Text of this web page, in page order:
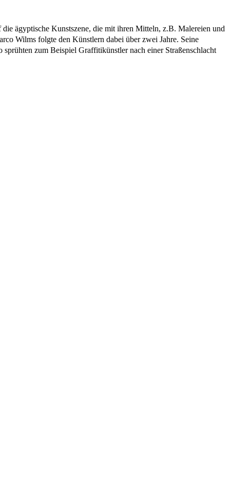
ägyptische Kunstszene, die mit ihren Mitteln, z.B. Malereien und
Wilms folgte den Künstlern dabei über zwei Jahre. Seine
zum Beispiel Graffitikünstler nach einer Straßenschlacht